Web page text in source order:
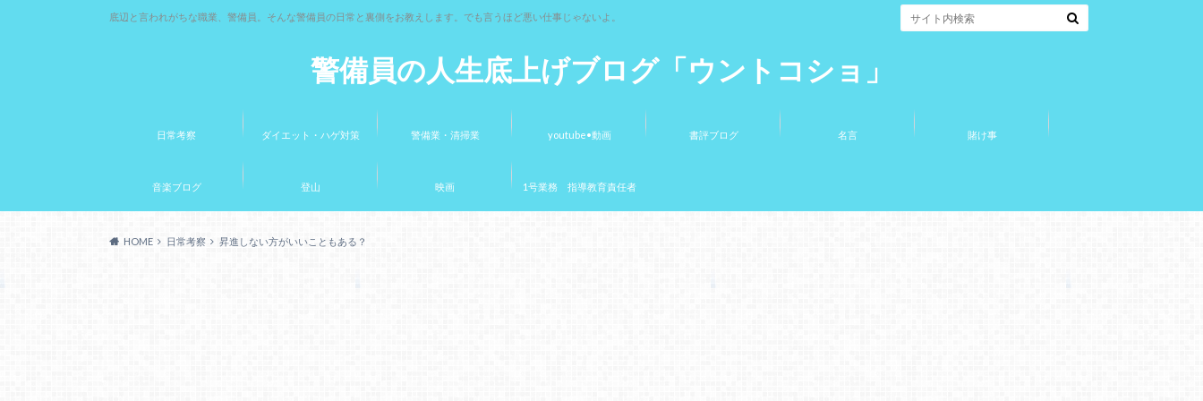
警備員の人生底上げブログ「ウントコショ」
底辺と言われがちな職業、警備員。そんな警備員の日常と裏側をお教えします。でも言うほど悪い仕事じゃないよ。
日常考察 ダイエット・ハゲ対策 警備業・清掃業 youtube•動画 書評ブログ 名言 賭け事
音楽ブログ 登山 映画 1号業務 指導教育責任者
HOME 日常考察 昇進しない方がいいこともある？